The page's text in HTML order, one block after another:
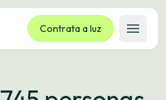
Contrata a luz
Abrir